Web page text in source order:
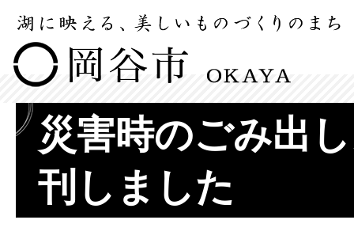
災害時のごみ出
刊しました